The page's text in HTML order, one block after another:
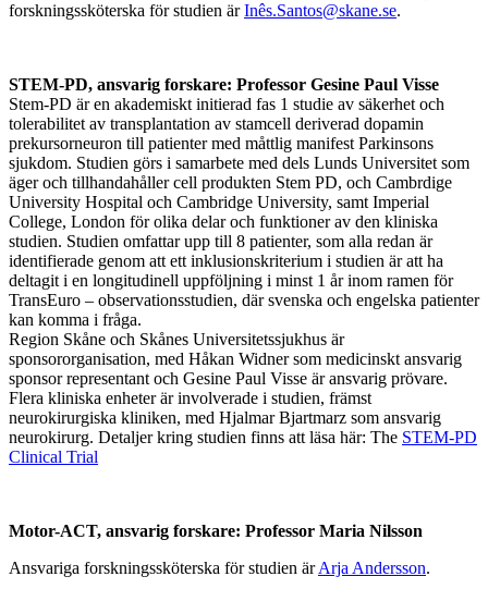
forskningssköterska för studien ärInês.Santos@skane.se.
STEM-PD, ansvarig forskare: Professor Gesine Paul Visse
Stem-PD är en akademiskt initierad fas 1 studie av säkerhet och
tolerabilitet av transplantation av stamcell deriverad dopamin
prekursorneuron till patienter med måttlig manifest Parkinsons
sjukdom. Studien görs i samarbete med dels Lunds Universitet som
äger och tillhandahåller cell produkten Stem PD, och Cambrdige
University Hospital och Cambridge University, samt Imperial
College, London för olika delar och funktioner av den kliniska
studien. Studien omfattar upp till 8 patienter, som alla redan är
identifierade genom att ett inklusionskriterium i studien är att ha
deltagit i en longitudinell uppföljning i minst 1 år inom ramen för
TransEuro – observationsstudien, där svenska och engelska patienter
kan komma i fråga.
Region Skåne och Skånes Universitetssjukhus är
sponsororganisation, med Håkan Widner som medicinskt ansvarig
sponsor representant och Gesine Paul Visse är ansvarig prövare.
Flera kliniska enheter är involverade i studien, främst
neurokirurgiska kliniken, med Hjalmar Bjartmarz som ansvarig
neurokirurg. Detaljer kring studien finns att läsa här: The STEM-PD
Clinical Trial
Motor-ACT, ansvarig forskare: Professor Maria Nilsson
Ansvariga forskningssköterska för studien ärArja Andersson.